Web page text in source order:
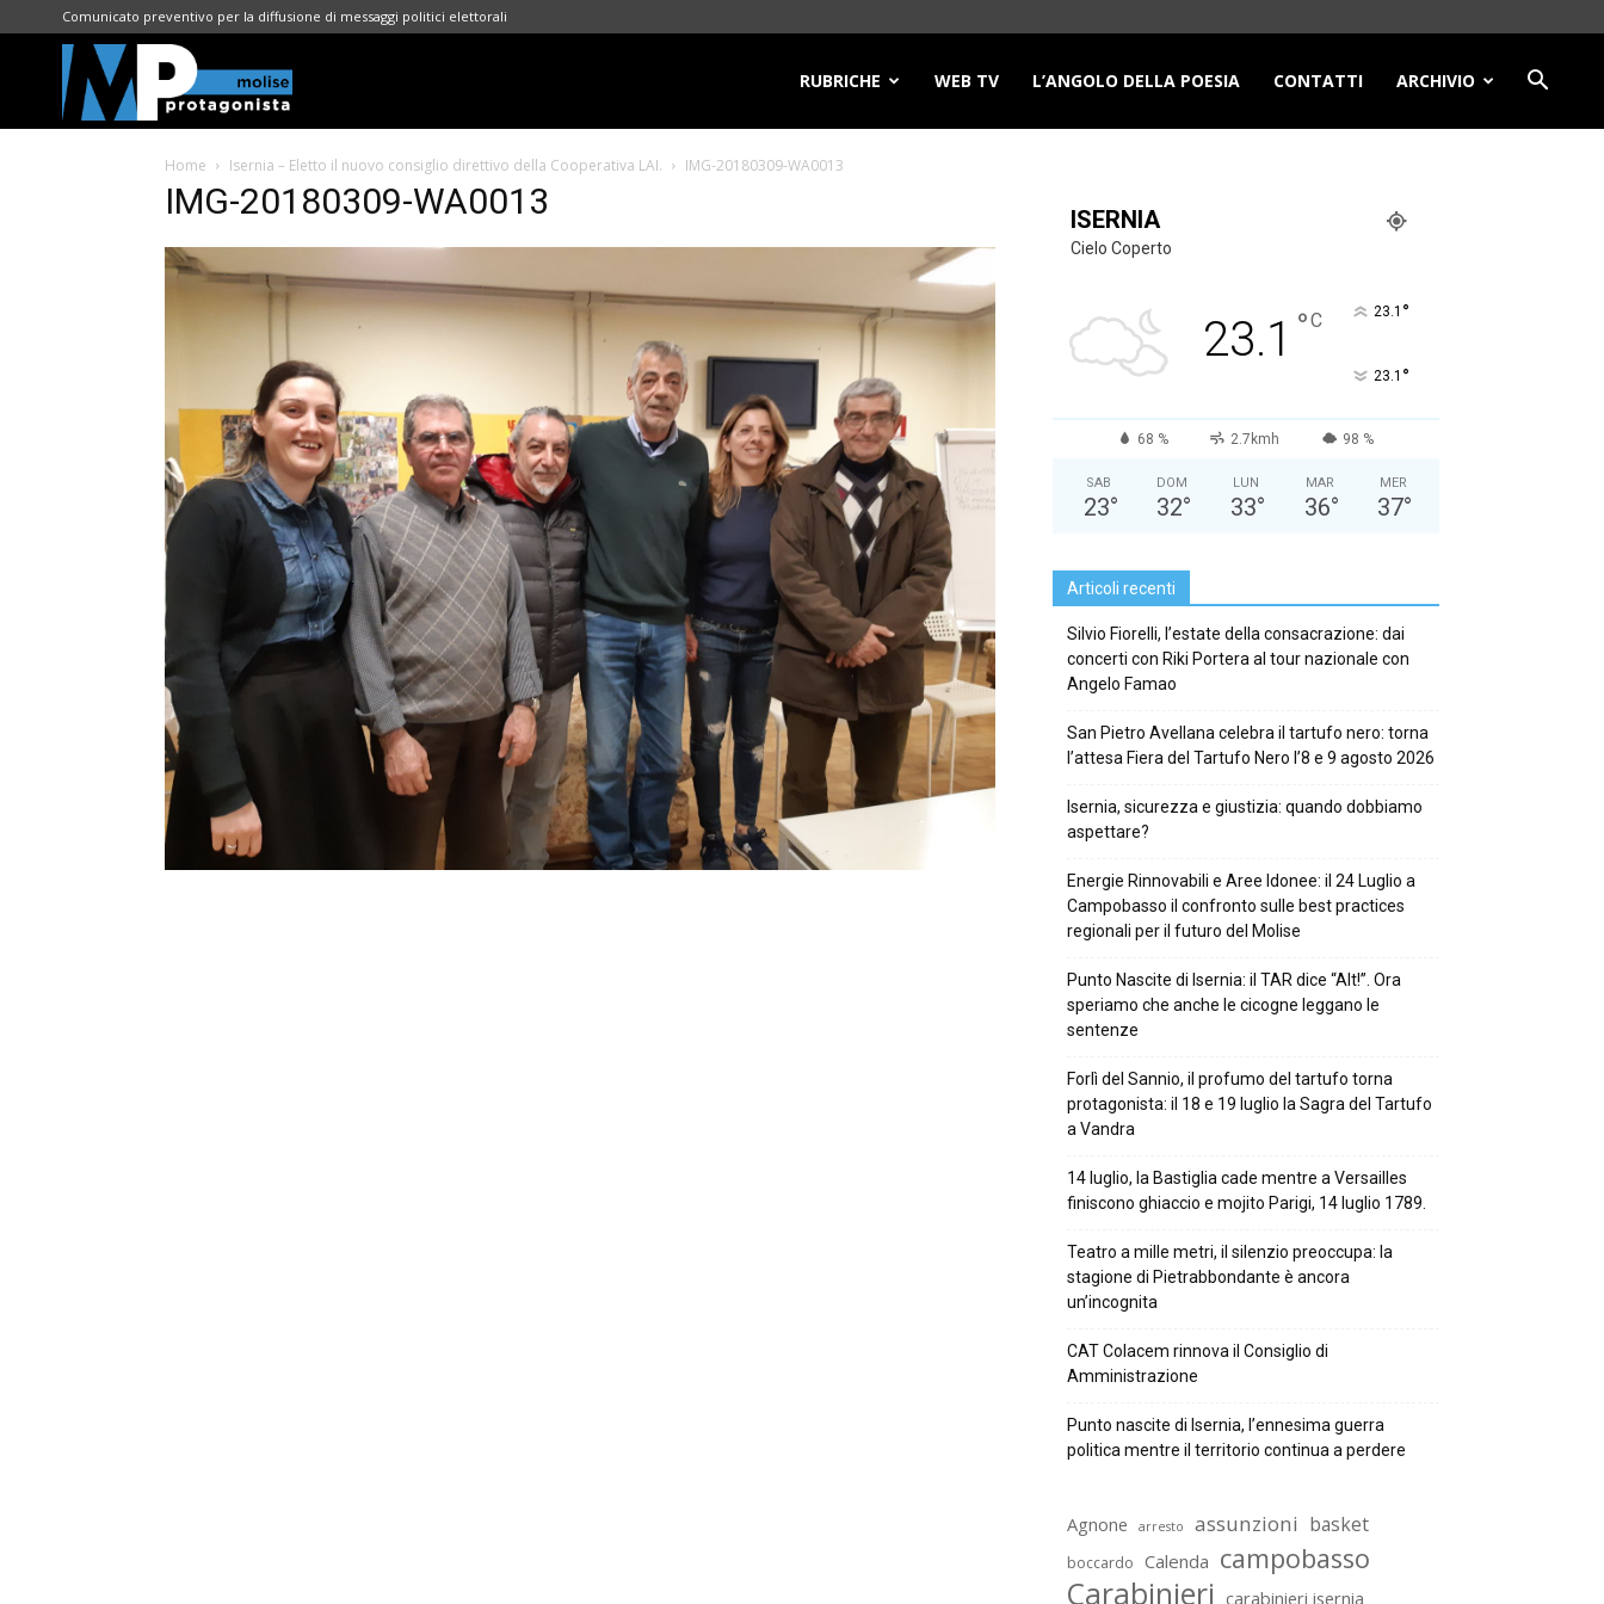
Comunicato preventivo per la diffusione di messaggi politici elettorali
Protagonista
RUBRICHE WEB TV L’ANGOLO DELLA POESIA CONTATTI ARCHIVIO
Home Isernia – Eletto il nuovo consiglio direttivo della Cooperativa LAI. IMG-20180309-WA0013
IMG-20180309-WA0013 ISERNIA
Cielo Coperto
23.1 °C 23.1 °
23.1 °
68 % 2.7kmh 98 %
SAB
23°
DOM
32°
LUN
33°
MAR
36°
MER
37°
Articoli recenti
Silvio Fiorelli, l’estate della consacrazione: dai
concerti con Riki Portera al tour nazionale con
Angelo Famao
San Pietro Avellana celebra il tartufo nero: torna
l’attesa Fiera del Tartufo Nero l’8 e 9 agosto 2026
Isernia, sicurezza e giustizia: quando dobbiamo
aspettare?
Energie Rinnovabili e Aree Idonee: il 24 Luglio a
Campobasso il confronto sulle best practices
regionali per il futuro del Molise
Punto Nascite di Isernia: il TAR dice “Alt!”. Ora
speriamo che anche le cicogne leggano le
sentenze
Forlì del Sannio, il profumo del tartufo torna
protagonista: il 18 e 19 luglio la Sagra del Tartufo
a Vandra
14 luglio, la Bastiglia cade mentre a Versailles
finiscono ghiaccio e mojito Parigi, 14 luglio 1789.
Teatro a mille metri, il silenzio preoccupa: la
stagione di Pietrabbondante è ancora
un’incognita
CAT Colacem rinnova il Consiglio di
Amministrazione
Punto nascite di Isernia, l’ennesima guerra
politica mentre il territorio continua a perdere
Agnone arresto assunzioni basket
boccardo Calenda campobasso
Carabinieri carabinieri isernia